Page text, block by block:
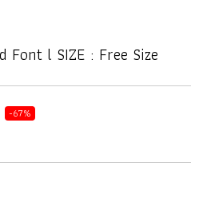
Font l SIZE : Free Size
-67%